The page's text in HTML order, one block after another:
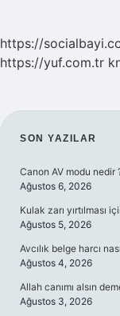
https://
https://yuf.com.tr
SON YAZILAR
Canon AV modu nedir
Ağustos 6, 2026
Kulak zarı yırtılması
Ağustos 5, 2026
Avcılık belge harcı
Ağustos 4, 2026
Allah canımı alsın
Ağustos 3, 2026